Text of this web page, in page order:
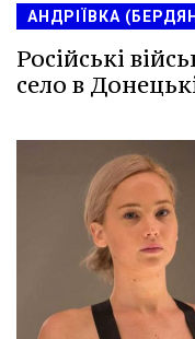
АНДРІЇВКА
Російські
село в